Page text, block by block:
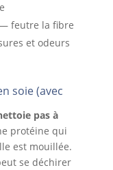
feutre la fibre
et odeurs
soie (avec
pas à
protéine qui
est mouillée.
se déchirer